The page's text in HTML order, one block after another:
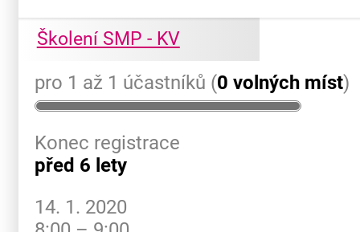
Školení SMP - KV
pro 1 až 1 účastníků (0 volných míst)
Konec registrace
před 6 lety
14. 1. 2020